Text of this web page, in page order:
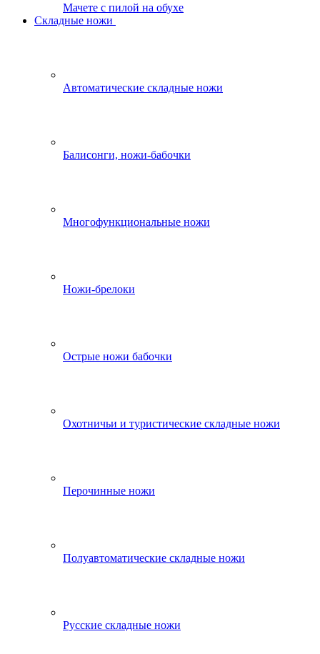
Мачете с пилой на обухе
Складные ножи
Автоматические складные ножи
Балисонги, ножи-бабочки
Многофункциональные ножи
Ножи-брелоки
Острые ножи бабочки
Охотничьи и туристические складные ножи
Перочинные ножи
Полуавтоматические складные ножи
Русские складные ножи